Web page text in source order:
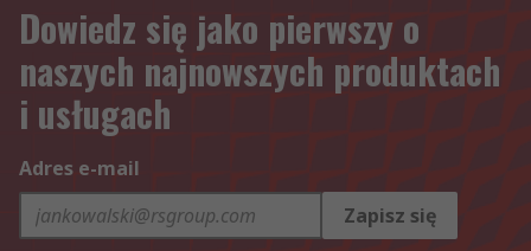
Dowiedz się jako pierwszy o
naszych najnowszych produktach
i usługach
Adres e-mail
Zapisz się